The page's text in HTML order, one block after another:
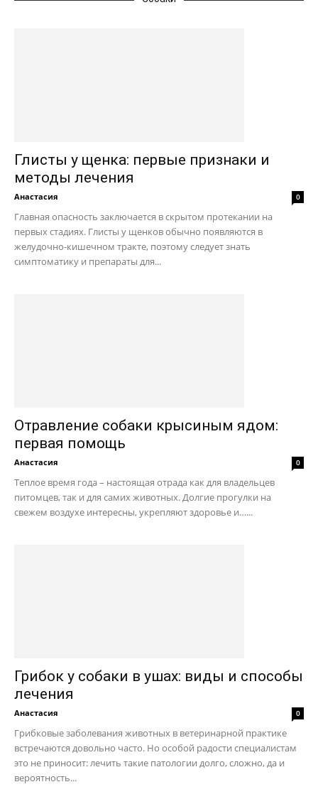
Глисты у щенка: первые признаки и
методы лечения
Анастасия 0
Главная опасность заключается в скрытом протекании на
первых стадиях. Глисты у щенков обычно появляются в
желудочно-кишечном тракте, поэтому следует знать
симптоматику и препараты для...
Отравление собаки крысиным ядом:
первая помощь
Анастасия 0
Теплое время года – настоящая отрада как для владельцев
питомцев, так и для самих животных. Долгие прогулки на
свежем воздухе интересны, укрепляют здоровье и…...
Грибок у собаки в ушах: виды и способы
лечения
Анастасия 0
Грибковые заболевания животных в ветеринарной практике
встречаются довольно часто. Но особой радости специалистам
это не приносит: лечить такие патологии долго, сложно, да и
вероятность...